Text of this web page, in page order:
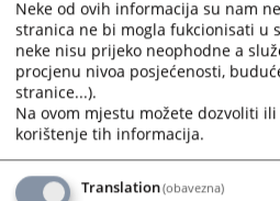
spora ili za,or stranaka od
5) visoki troškovi sudskog
troškovima medijacije , 6) raniji
stranaka ili upućenost stranaka
7) strankama je važna
predmetom spora .
Kada sudija strankama može
Sudija može predložiti postupak
Neke od ovih informacija su nam
stranica ne bi mogla fukcionisati u
neke nisu prijeko neophodne a
procjenu nivoa posjećenosti,
stranice...).
Na ovom mjestu možete dozvoliti
korištenje tih informacija.
Translation(obavezna)